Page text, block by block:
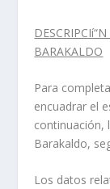
BARAKALDO
Para
encuadrar el
continuación,
Barakaldo,
Los datos